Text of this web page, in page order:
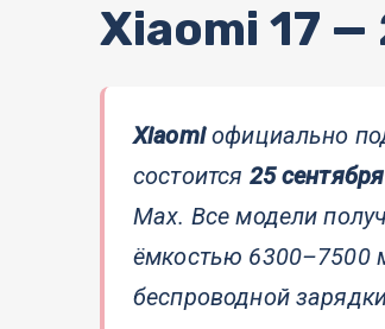
Xiaomi 17
Xiaomiофициально
состоится 25 сентября
Max. Все модели
ёмкостью 6300–7500
беспроводной